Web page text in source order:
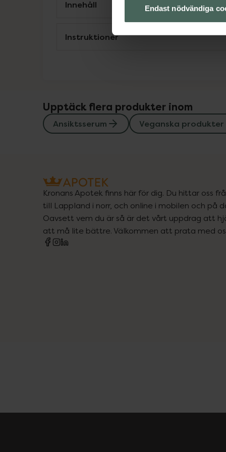
Endast nödvändiga
Innehåll
Instruktioner
Upptäck flera produkter inom
Ansiktsserum Veganska produkter
Kronans Apotek finns här för dig. Du hittar oss
till Lappland i norr, och online i mobilen och på
Oavsett vem du är så är det vårt uppdrag att
att må lite bättre. Välkommen att prata med